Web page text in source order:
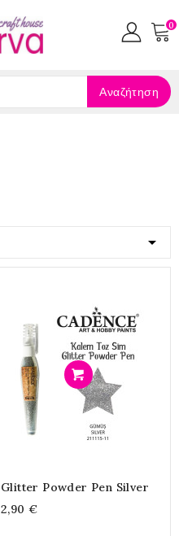
0
Αναζήτηση

Glitter Powder Pen Silver
2,90 €